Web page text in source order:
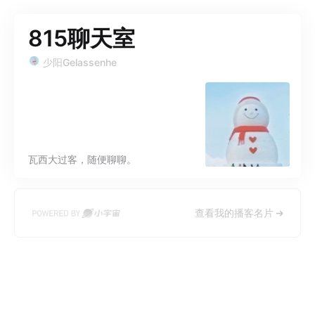
815聊天室
少阳Gelassenhe
瓦西大过客，随便聊聊。
查看我的播客名片